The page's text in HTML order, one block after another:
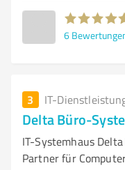
6
3 IT-
Delta Büro-
IT-Systemhaus
Partner für